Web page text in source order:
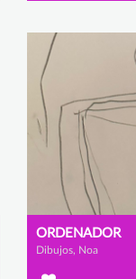
ORDENADOR
Dibujos, Noa